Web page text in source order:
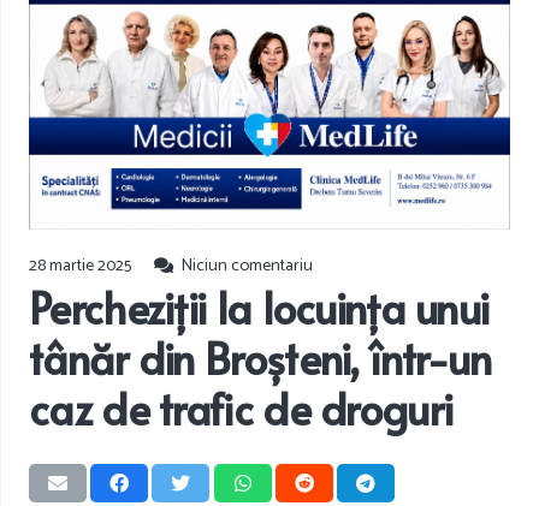
28 martie 2025 Niciun comentariu
Percheziții la locuința unui
tânăr din Broșteni, într-un
caz de trafic de droguri